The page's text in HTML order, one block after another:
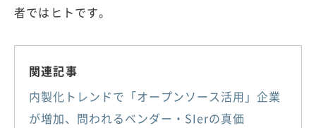
者ではヒトです。
関連記事
内製化トレンドで「オープンソース活用」企業
が増加、問われるベンダー・SIerの真価